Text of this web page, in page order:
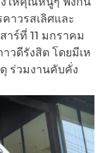
าวรสเลิศและ
ร์ที่ 11 มกราคม
วดีรังสิต โดยมีเห
ร่วมงานคับคั่ง